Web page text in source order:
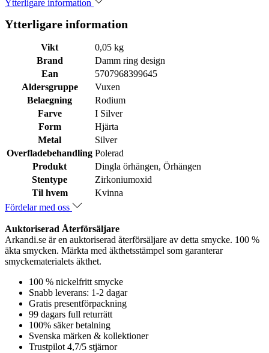
Ytterligare information
Ytterligare information
Vikt
0,05 kg
Brand
Damm ring design
Ean
5707968399645
Aldersgruppe
Vuxen
Belaegning
Rodium
Farve
I Silver
Form
Hjärta
Metal
Silver
Overfladebehandling Polerad
Produkt
Dingla örhängen, Örhängen
Stentype
Zirkoniumoxid
Til hvem
Kvinna
Fördelar med oss
Auktoriserad Återförsäljare
Arkandi.se är en auktoriserad återförsäljare av detta smycke. 100 %
äkta smycken. Märkta med äkthetsstämpel som garanterar
smyckematerialets äkthet.
100 % nickelfritt smycke
Snabb leverans: 1-2 dagar
Gratis presentförpackning
99 dagars full returrätt
100% säker betalning
Svenska märken & kollektioner
Trustpilot 4,7/5 stjärnor